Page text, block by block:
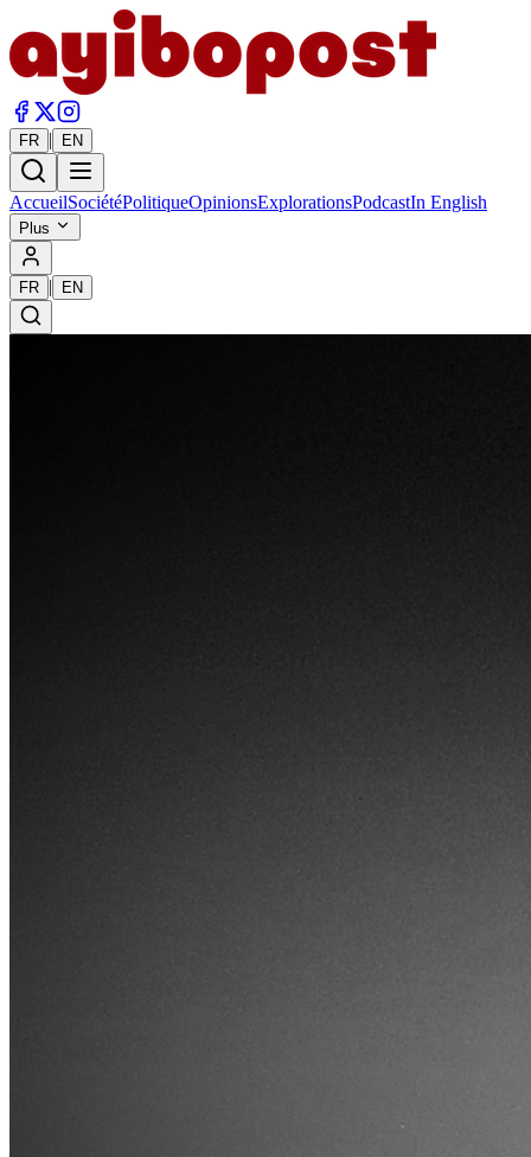
FR | EN
AccueilSociétéPolitiqueOpinionsExplorationsPodcastIn English
Plus
FR | EN